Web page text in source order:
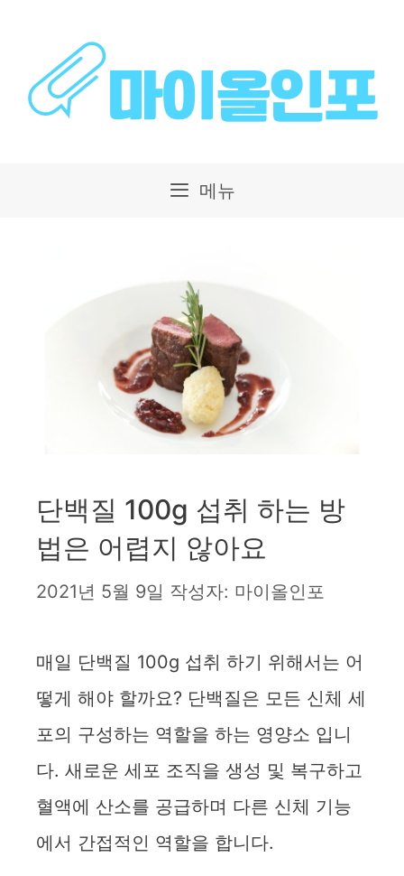
메뉴
단백질 100g 섭취 하는 방
법은 어렵지 않아요
2021년 5월 9일 작성자: 마이올인포
매일 단백질 100g 섭취 하기 위해서는 어
떻게 해야 할까요? 단백질은 모든 신체 세
포의 구성하는 역할을 하는 영양소 입니
다. 새로운 세포 조직을 생성 및 복구하고
혈액에 산소를 공급하며 다른 신체 기능
에서 간접적인 역할을 합니다.